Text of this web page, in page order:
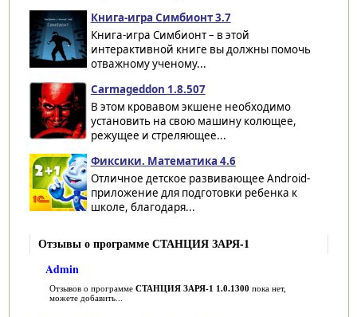
Книга-игра Симбионт 3.7
Книга-игра Симбионт – в этой
интерактивной книге вы должны помочь
отважному ученому...
Carmageddon 1.8.507
В этом кровавом экшене необходимо
установить на свою машину колющее,
режущее и стреляющее...
Фиксики. Математика 4.6
Отличное детское развивающее Android-
приложение для подготовки ребенка к
школе, благодаря...
Отзывы о программе СТАНЦИЯ ЗАРЯ-1
Admin
Отзывов о программе СТАНЦИЯ ЗАРЯ-1 1.0.1300 пока нет,
можете добавить...